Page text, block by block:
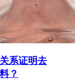
系证明去
？